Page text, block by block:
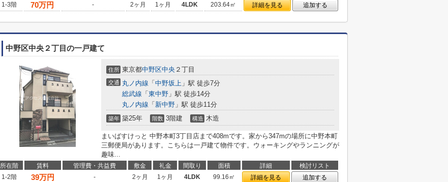
1-3階
70万円 - 2ヶ月 1ヶ月 4LDK 203.64㎡ 詳細を見る 追加する
中野区中央２丁目の一戸建て
住所 東京都中野区中央 ２丁目
交通 丸ノ内線 「 中野坂上 」駅 徒歩7分
総武線 「 東中野 」駅 徒歩14分
丸ノ内線 「 新中野 」駅 徒歩11分
築年 築25年 階数 3階建 構造 木造
まいばすけっと 中野本町3丁目店まで408mです。家から347mの場所に中野本町
三郵便局があります。こちらは一戸建て物件です。ウォーキングやランニングが
趣味...
所在階 賃料 管理費・共益費 敷金 礼金 間取り 面積 詳細
検討リスト
1-2階
39万円 - 2ヶ月 1ヶ月 4LDK 99.16㎡ 詳細を見る 追加する